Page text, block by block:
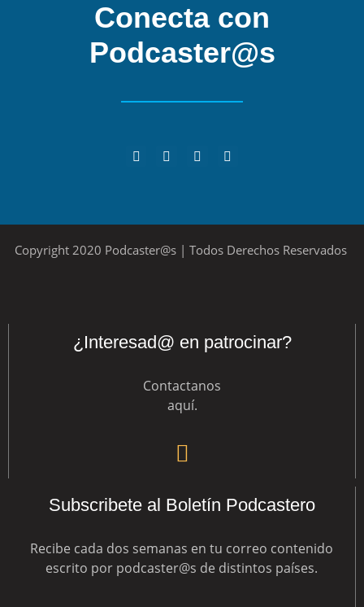
Conecta con
Podcaster@s
Copyright 2020 Podcaster@s | Todos Derechos Reservados
¿Interesad@ en patrocinar?
Contactanos
aquí.
Subscribete al Boletín Podcastero
Recibe cada dos semanas en tu correo contenido
escrito por podcaster@s de distintos países.